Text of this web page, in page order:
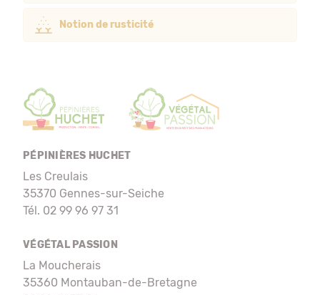
Notion de rusticité
PÉPINIÈRES HUCHET
Les Creulais
35370 Gennes-sur-Seiche
Tél. 02 99 96 97 31
VÉGÉTAL PASSION
La Moucherais
35360 Montauban-de-Bretagne